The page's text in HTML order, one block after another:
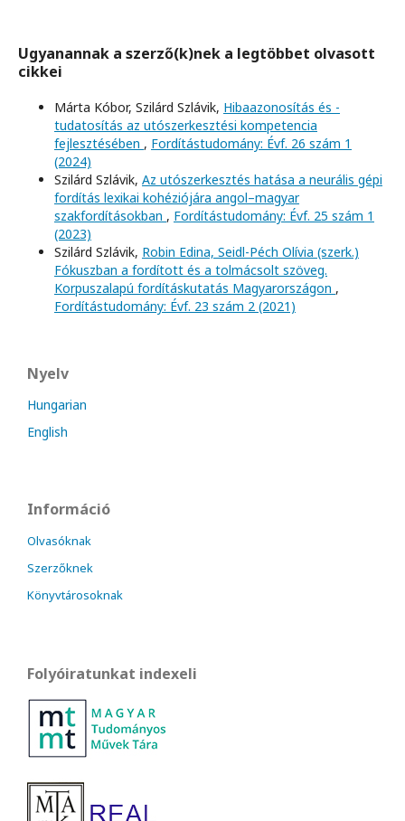
Ugyanannak a szerző(k)nek a legtöbbet olvasott
cikkei
Márta Kóbor, Szilárd Szlávik, Hibaazonosítás és -
tudatosítás az utószerkesztési kompetencia
fejlesztésében , Fordítástudomány: Évf. 26 szám 1
(2024)
Szilárd Szlávik, Az utószerkesztés hatása a neurális gépi
fordítás lexikai kohéziójára angol–magyar
szakfordításokban , Fordítástudomány: Évf. 25 szám 1
(2023)
Szilárd Szlávik, Robin Edina, Seidl-Péch Olívia (szerk.)
Fókuszban a fordított és a tolmácsolt szöveg.
Korpuszalapú fordításkutatás Magyarországon ,
Fordítástudomány: Évf. 23 szám 2 (2021)
Nyelv
Hungarian
English
Információ
Olvasóknak
Szerzőknek
Könyvtárosoknak
Folyóiratunkat indexeli